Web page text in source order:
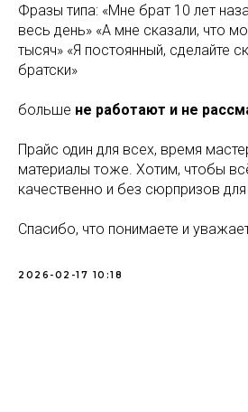
Фразы типа: «Мне брат 10 лет
весь день» «А мне сказали, что
тысяч» «Я постоянный, сделайте
братски»
больше не работают и не
Прайс один для всех, время
материалы тоже. Хотим, чтобы
качественно и без сюрпризов
Спасибо, что понимаете и
2026-02-17 10:18